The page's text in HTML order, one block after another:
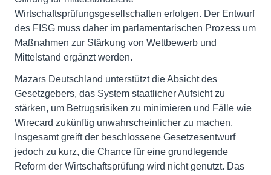
Wirtschaftsprüfungsgesellschaften erfolgen. Der Entwurf
des FISG muss daher im parlamentarischen Prozess um
Maßnahmen zur Stärkung von Wettbewerb und
Mittelstand ergänzt werden.
Mazars Deutschland unterstützt die Absicht des
Gesetzgebers, das System staatlicher Aufsicht zu
stärken, um Betrugsrisiken zu minimieren und Fälle wie
Wirecard zukünftig unwahrscheinlicher zu machen.
Insgesamt greift der beschlossene Gesetzesentwurf
jedoch zu kurz, die Chance für eine grundlegende
Reform der Wirtschaftsprüfung wird nicht genutzt. Das